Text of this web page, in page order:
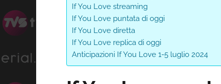
If You Love streaming
If You Love puntata di oggi
If You Love diretta
If You Love replica di oggi
Anticipazioni If You Love 1-5 luglio 2024